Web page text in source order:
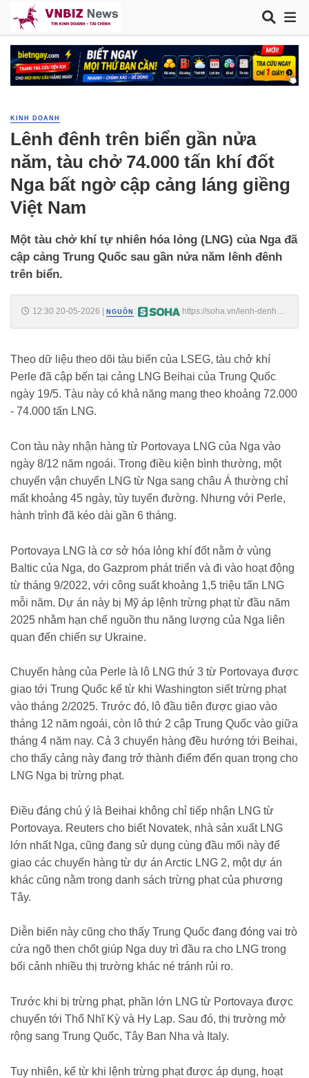
KINH DOANH
Lênh đênh trên biển gần nửa
năm, tàu chở 74.000 tấn khí đốt
Nga bất ngờ cập cảng láng giềng
Việt Nam
Một tàu chở khí tự nhiên hóa lỏng (LNG) của Nga đã
cập cảng Trung Quốc sau gần nửa năm lênh đênh
trên biển.
12:30 20-05-2026 NGUỒN :
https://soha.vn/lenh-denh-
Theo dữ liệu theo dõi tàu biển của LSEG, tàu chở khí
Perle đã cập bến tại cảng LNG Beihai của Trung Quốc
ngày 19/5. Tàu này có khả năng mang theo khoảng 72.000
- 74.000 tấn LNG.
Con tàu này nhận hàng từ Portovaya LNG của Nga vào
ngày 8/12 năm ngoái. Trong điều kiện bình thường, một
chuyến vận chuyển LNG từ Nga sang châu Á thường chỉ
mất khoảng 45 ngày, tùy tuyến đường. Nhưng với Perle,
hành trình đã kéo dài gần 6 tháng.
Portovaya LNG là cơ sở hóa lỏng khí đốt nằm ở vùng
Baltic của Nga, do Gazprom phát triển và đi vào hoạt động
từ tháng 9/2022, với công suất khoảng 1,5 triệu tấn LNG
mỗi năm. Dự án này bị Mỹ áp lệnh trừng phạt từ đầu năm
2025 nhằm hạn chế nguồn thu năng lượng của Nga liên
quan đến chiến sự Ukraine.
Chuyến hàng của Perle là lô LNG thứ 3 từ Portovaya được
giao tới Trung Quốc kể từ khi Washington siết trừng phạt
vào tháng 2/2025. Trước đó, lô đầu tiên được giao vào
tháng 12 năm ngoái, còn lô thứ 2 cập Trung Quốc vào giữa
tháng 4 năm nay. Cả 3 chuyến hàng đều hướng tới Beihai,
cho thấy cảng này đang trở thành điểm đến quan trọng cho
LNG Nga bị trừng phạt.
Điều đáng chú ý là Beihai không chỉ tiếp nhận LNG từ
Portovaya. Reuters cho biết Novatek, nhà sản xuất LNG
lớn nhất Nga, cũng đang sử dụng cùng đầu mối này để
giao các chuyến hàng từ dự án Arctic LNG 2, một dự án
khác cũng nằm trong danh sách trừng phạt của phương
Tây.
Diễn biến này cũng cho thấy Trung Quốc đang đóng vai trò
cửa ngõ then chốt giúp Nga duy trì đầu ra cho LNG trong
bối cảnh nhiều thị trường khác né tránh rủi ro.
Trước khi bị trừng phạt, phần lớn LNG từ Portovaya được
chuyển tới Thổ Nhĩ Kỳ và Hy Lạp. Sau đó, thị trường mở
rộng sang Trung Quốc, Tây Ban Nha và Italy.
Tuy nhiên, kể từ khi lệnh trừng phạt được áp dụng, hoạt